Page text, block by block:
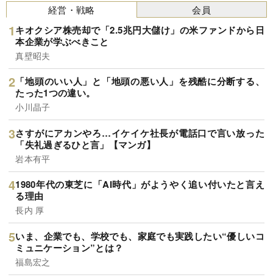
経営・戦略
キオクシア株売却で「2.5兆円大儲け」の米ファンドから日
本企業が学ぶべきこと
真壁昭夫
「地頭のいい人」と「地頭の悪い人」を残酷に分断する、
たった1つの違い。
小川晶子
さすがにアカンやろ…イケイケ社長が電話口で言い放った
「失礼過ぎるひと言」【マンガ】
岩本有平
1980年代の東芝に「AI時代」がようやく追い付いたと言え
る理由
長内 厚
いま、企業でも、学校でも、家庭でも実践したい“優しいコ
ミュニケーション”とは？
福島宏之
会員